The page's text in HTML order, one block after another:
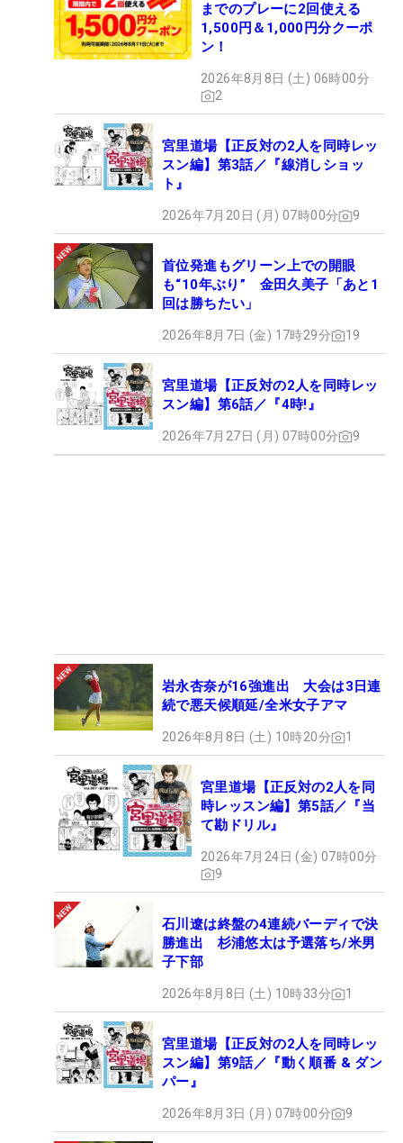
までのプレーに2回使える
1,500円＆1,000円分クーポ
ン！
2026年8月8日 (土) 06時00分
2
宮里道場【正反対の2人を同時レッ
スン編】第3話／『線消しショッ
ト』
2026年7月20日 (月) 07時00分 9
首位発進もグリーン上での開眼
も“10年ぶり” 金田久美子「あと1
回は勝ちたい」
2026年8月7日 (金) 17時29分 19
宮里道場【正反対の2人を同時レッ
スン編】第6話／『4時!』
2026年7月27日 (月) 07時00分 9
岩永杏奈が16強進出 大会は3日連
続で悪天候順延/全米女子アマ
2026年8月8日 (土) 10時20分 1
宮里道場【正反対の2人を同
時レッスン編】第5話／『当
て勘ドリル』
2026年7月24日 (金) 07時00分
9
石川遼は終盤の4連続バーディで決
勝進出 杉浦悠太は予選落ち/米男
子下部
2026年8月8日 (土) 10時33分 1
宮里道場【正反対の2人を同時レッ
スン編】第9話／『動く順番 & ダン
パー』
2026年8月3日 (月) 07時00分 9